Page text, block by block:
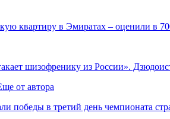
квартиру в Эмиратах – оценили в
шизофренику из России».
от автора
победы в третий день чемпионата